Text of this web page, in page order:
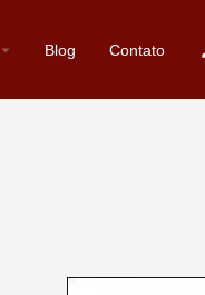
Blog Contato